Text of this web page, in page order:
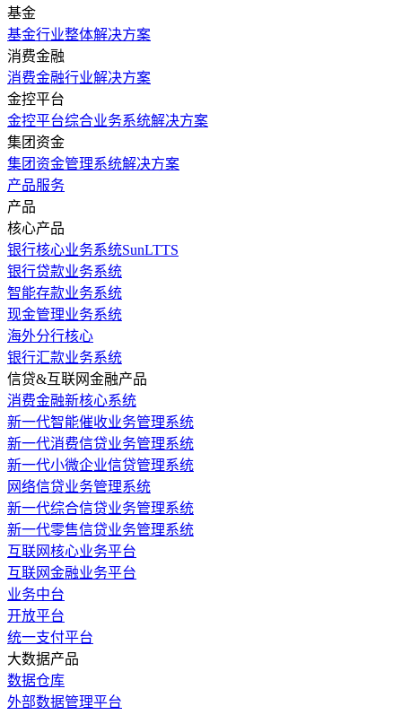
基金
基金行业整体解决方案
消费金融
消费金融行业解决方案
金控平台
金控平台综合业务系统解决方案
集团资金
集团资金管理系统解决方案
产品服务
产品
核心产品
银行核心业务系统SunLTTS
银行贷款业务系统
智能存款业务系统
现金管理业务系统
海外分行核心
银行汇款业务系统
信贷&互联网金融产品
消费金融新核心系统
新一代智能催收业务管理系统
新一代消费信贷业务管理系统
新一代小微企业信贷管理系统
网络信贷业务管理系统
新一代综合信贷业务管理系统
新一代零售信贷业务管理系统
互联网核心业务平台
互联网金融业务平台
业务中台
开放平台
统一支付平台
大数据产品
数据仓库
外部数据管理平台